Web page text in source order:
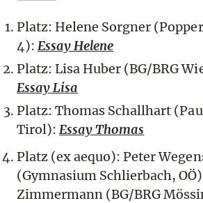
Platz: Helene Sorgner
4):Essay Helene
Platz: Lisa Huber (BG/BRG
Essay Lisa
Platz: Thomas Schallhart
Tirol):Essay Thomas
Platz (ex aequo): Peter
(Gymnasium Schlierbach,
Zimmermann (BG/BRG